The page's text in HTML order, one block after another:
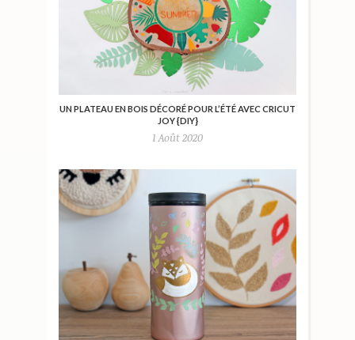
UN PLATEAU EN BOIS DÉCORÉ POUR L’ÉTÉ AVEC CRICUT
JOY {DIY}
1 Août 2020